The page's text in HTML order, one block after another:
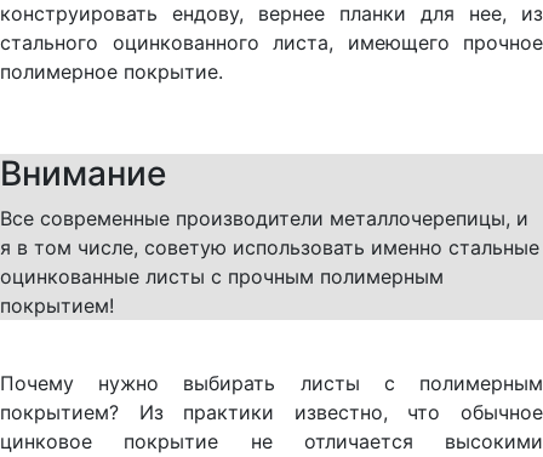
конструировать ендову, вернее планки для нее, из
стального оцинкованного листа, имеющего прочное
полимерное покрытие.
Внимание
Все современные производители металлочерепицы, и
я в том числе, советую использовать именно стальные
оцинкованные листы с прочным полимерным
покрытием!
Почему нужно выбирать листы с полимерным
покрытием? Из практики известно, что обычное
цинковое покрытие не отличается высокими